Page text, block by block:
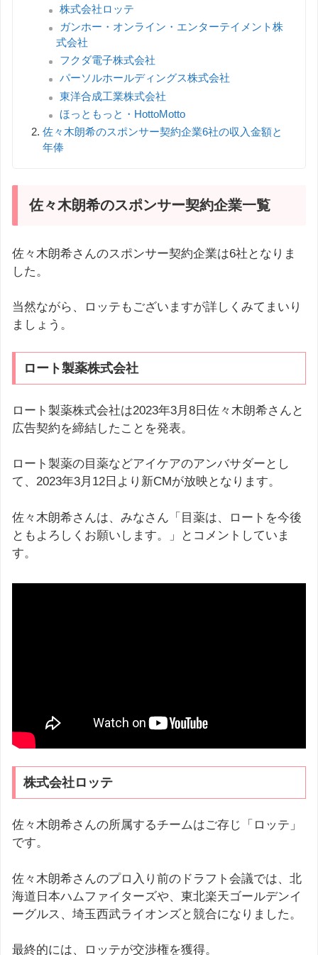
株式会社ロッテ
ガンホー・オンライン・エンターテイメント株
式会社
フクダ電子株式会社
パーソルホールディングス株式会社
東洋合成工業株式会社
ほっともっと・HottoMotto
佐々木朗希のスポンサー契約企業6社の収入金額と
年俸
佐々木朗希のスポンサー契約企業一覧
佐々木朗希さんのスポンサー契約企業は6社となりま
した。
当然ながら、ロッテもございますが詳しくみてまいり
ましょう。
ロート製薬株式会社
ロート製薬株式会社は2023年3月8日佐々木朗希さんと
広告契約を締結したことを発表。
ロート製薬の目薬などアイケアのアンバサダーとし
て、2023年3月12日より新CMが放映となります。
佐々木朗希さんは、みなさん「目薬は、ロートを今後
ともよろしくお願いします。」とコメントしていま
す。
株式会社ロッテ
佐々木朗希さんの所属するチームはご存じ「ロッテ」
です。
佐々木朗希さんのプロ入り前のドラフト会議では、北
海道日本ハムファイターズや、東北楽天ゴールデンイ
ーグルス、埼玉西武ライオンズと競合になりました。
最終的には、ロッテが交渉権を獲得。